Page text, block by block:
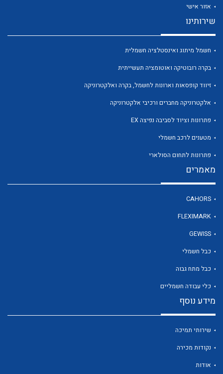
לכל מוצרי היצרן
לכל מוצרי היצרן
אזור אישי
שירותינו
חשמל מיתוג ואינסטלציה חשמלית
בקרה רובוטיקה ואוטומציה תעשייתית
זיווד קופסאות וארונות לחשמל, בקרה ואלקטרוניקה
אלקטרוניקה מחברים ורכיבי אלקטרוניקה
פתרונות וציוד לסביבה נפיצה EX
מטענים לרכב חשמלי
פתרונות לתחום הסולארי
מאמרים
CAHORS
FLEXIMARK
GEWISS
כבל חשמלי
כבל מתח גבוה
כלי עבודה חשמליים
מידע נוסף
שירותי תמיכה
נקודות מכירה
אודות